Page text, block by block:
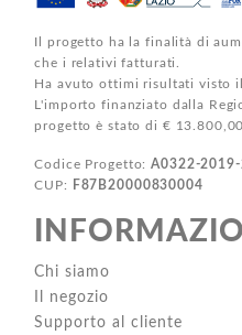
Il progetto ha la finalità di
che i relativi fatturati.
Ha avuto ottimi risultati visto
L'importo finanziato dalla
progetto è stato di €
Codice Progetto:A0322-
CUP:
F87B20000830004
Chi siamo
Il negozio
Supporto al cliente